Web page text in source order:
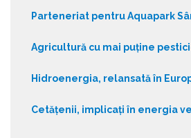
Parteneriat pentru Aquapark
Agricultură cu mai puține
Hidroenergia, relansată în
Cetățenii, implicați în energia